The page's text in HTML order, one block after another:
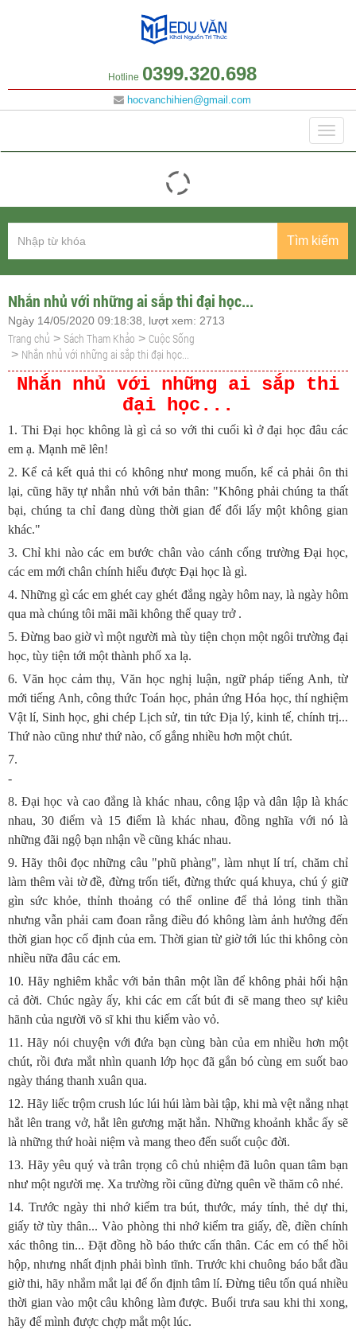
Hotline 0399.320.698
hocvanchihien@gmail.com
Tìm kiếm
Nhắn nhủ với những ai sắp thi đại học...
Ngày 14/05/2020 09:18:38, lượt xem: 2713
Trang chủ > Sách Tham Khảo > Cuộc Sống
> Nhắn nhủ với những ai sắp thi đại học...
Nhắn nhủ với những ai sắp thi
đại học...
1. Thi Đại học không là gì cả so với thi cuối kì ở đại học đâu các
em ạ. Mạnh mẽ lên!
2. Kể cả kết quả thi có không như mong muốn, kể cả phải ôn thi
lại, cũng hãy tự nhắn nhủ với bản thân: "Không phải chúng ta thất
bại, chúng ta chỉ đang dùng thời gian để đổi lấy một không gian
khác."
3. Chỉ khi nào các em bước chân vào cánh cổng trường Đại học,
các em mới chân chính hiểu được Đại học là gì.
4. Những gì các em ghét cay ghét đắng ngày hôm nay, là ngày hôm
qua mà chúng tôi mãi mãi không thể quay trở .
5. Đừng bao giờ vì một người mà tùy tiện chọn một ngôi trường đại
học, tùy tiện tới một thành phố xa lạ.
6. Văn học cảm thụ, Văn học nghị luận, ngữ pháp tiếng Anh, từ
mới tiếng Anh, công thức Toán học, phản ứng Hóa học, thí nghiệm
Vật lí, Sinh học, ghi chép Lịch sử, tin tức Địa lý, kinh tế, chính trị...
Thứ nào cũng như thứ nào, cố gắng nhiều hơn một chút.
7.
-
8. Đại học và cao đẳng là khác nhau, công lập và dân lập là khác
nhau, 30 điểm và 15 điểm là khác nhau, đồng nghĩa với nó là
những đãi ngộ bạn nhận về cũng khác nhau.
9. Hãy thôi đọc những câu "phũ phàng", làm nhụt lí trí, chăm chỉ
làm thêm vài tờ đề, đừng trốn tiết, đừng thức quá khuya, chú ý giữ
gìn sức khỏe, thỉnh thoảng có thể online để thả lỏng tinh thần
nhưng vẫn phải cam đoan rằng điều đó không làm ảnh hưởng đến
thời gian học cố định của em. Thời gian từ giờ tới lúc thi không còn
nhiều nữa đâu các em.
10. Hãy nghiêm khắc với bản thân một lần để không phải hối hận
cả đời. Chúc ngày ấy, khi các em cất bút đi sẽ mang theo sự kiêu
hãnh của người võ sĩ khi thu kiếm vào vỏ.
11. Hãy nói chuyện với đứa bạn cùng bàn của em nhiều hơn một
chút, rồi đưa mắt nhìn quanh lớp học đã gắn bó cùng em suốt bao
ngày tháng thanh xuân qua.
12. Hãy liếc trộm crush lúc lúi húi làm bài tập, khi mà vệt nắng nhạt
hắt lên trang vở, hắt lên gương mặt hắn. Những khoảnh khắc ấy sẽ
là những thứ hoài niệm và mang theo đến suốt cuộc đời.
13. Hãy yêu quý và trân trọng cô chủ nhiệm đã luôn quan tâm bạn
như một người mẹ. Xa trường rồi cũng đừng quên về thăm cô nhé.
14. Trước ngày thi nhớ kiểm tra bút, thước, máy tính, thẻ dự thi,
giấy tờ tùy thân... Vào phòng thi nhớ kiểm tra giấy, đề, điền chính
xác thông tin... Đặt đồng hồ báo thức cẩn thân. Các em có thể hồi
hộp, nhưng nhất định phải bình tĩnh. Trước khi chuông báo bắt đầu
giờ thi, hãy nhắm mắt lại để ổn định tâm lí. Đừng tiêu tốn quá nhiều
thời gian vào một câu không làm được. Buổi trưa sau khi thi xong,
hãy để mình được chợp mắt một lúc.